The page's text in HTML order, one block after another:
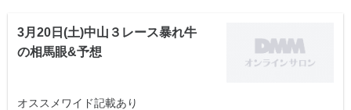
3月20日(土)中山３レース暴れ牛
の相馬眼&予想
オススメワイド記載あり